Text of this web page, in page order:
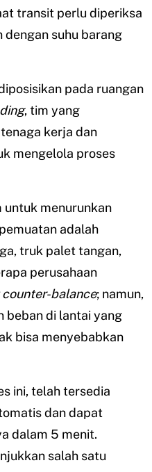
transit perlu diperiksa
suhu barang
pada ruangan
, tim yang
kerja dan
mengelola proses
untuk menurunkan
adalah
truk palet tangan,
perusahaan
balance; namun,
beban di lantai yang
bisa menyebabkan
ini, telah tersedia
dan dapat
dalam 5 menit.
salah satu